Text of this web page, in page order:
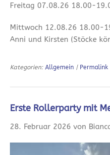
Freitag 07.08.26 18.00-
Mittwoch 12.08.26 18.00-
Anni und Kirsten (Stöcke
Kategorien: Allgemein | Permalink
Erste Rollerparty mit
28. Februar 2026 von